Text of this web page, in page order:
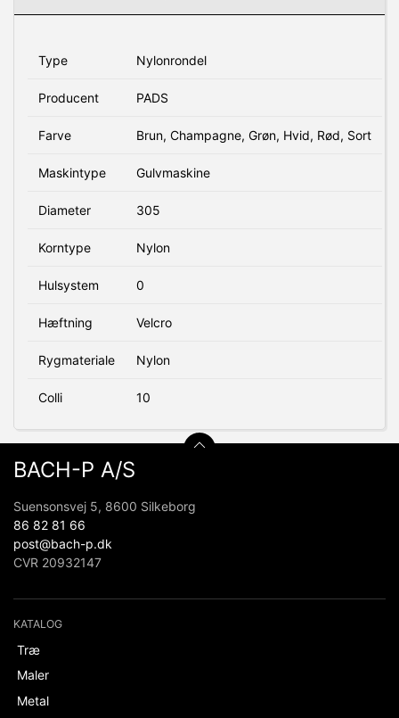
Type Nylonrondel
Producent PADS
Farve Brun, Champagne, Grøn, Hvid, Rød, Sort
Maskintype Gulvmaskine
Diameter 305
Korntype Nylon
Hulsystem 0
Hæftning Velcro
Rygmateriale Nylon
Colli 10
BACH-P A/S
Suensonsvej 5, 8600 Silkeborg
86 82 81 66
post@bach-p.dk
CVR 20932147
KATALOG
Træ
Maler
Metal